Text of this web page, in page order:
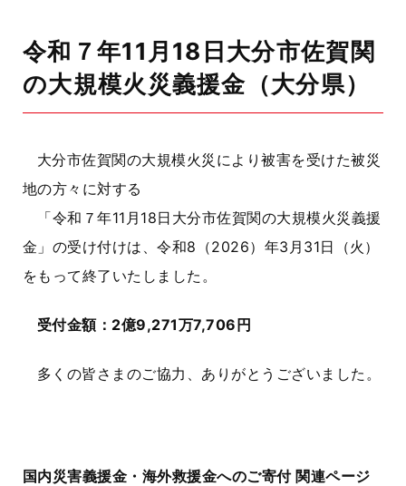
令和７年11月18日大分市佐賀関
の大規模火災義援金（大分県）
大分市佐賀関の大規模火災 により被害を受けた被災
地の方々に対する
「令和７年11月18日大分市佐賀関の大規模火災 義援
金」 の受け付けは、令和8（2026）年3月31日（火）
をもって終了いたしました。
受付金額：2億9,271万7,706 円
多くの皆さまのご協力、ありがとうございました。
国内災害義援金・海外救援金へのご寄付 関連ページ